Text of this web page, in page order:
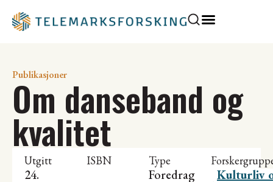
Publikasjoner
Om danseband og
kvalitet
Utgitt
24.
ISBN Type
Foredrag Kulturliv